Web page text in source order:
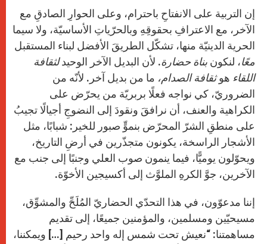
إن التربية على الانفتاحِ باحترام، وعلى الحوارِ الصادقِ مع
الآخر، مع الاعترافِ بحقوقِهِ وبالحرّياتِ الأساسيّة، ولا سيما
الحرية الدينيّة منها، تشكّل الطريقَ الأفضل لبناء المستقبل
معًا، لنكون بناة حضارة. لأن البديل الآخر الوحيدلثقافة
اللقاء هوثقافة الصدام، ما من بديل آخر. لأنّه من
الضروريّ، كي نواجه فعلًا بربريّة من يحرّض على
الكراهية والعنف، أن نرافقَ ونقودَ إلى النضوجِ أجيالًا تجيبُ
على منطقِ الشرّ المحرّض بنموٍّ صبور للخير: شبابًا، مثل
الأشجار الراسخة، يكونون متجذّرين في أرضِ التاريخ،
ويحوّلون يوميًّا، فيما ينمون صوب العلي وجنبًا إلى جنب مع
الآخرين، جوَّ الكرهِ الملوَّث إلى أكسيجين الأخوّة.
إننا مدعوّون، في هذا التحدّي الحضاريّ المُلَحِّ والمشوِّق،
مسيحيّين ومسلمين، والمؤمنين جميعًا، إلى تقديم
مساهمتنا: “نعيش تحت شمس إله واحد رحيم […] ويمكننا،